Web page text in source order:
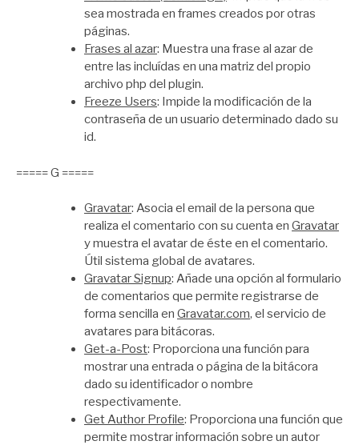
sea mostrada en frames creados por otras
páginas.
Frases al azar: Muestra una frase al azar de
entre las incluídas en una matriz del propio
archivo php del plugin.
Freeze Users: Impide la modificación de la
contraseña de un usuario determinado dado su
id.
===== G =====
Gravatar: Asocia el email de la persona que
realiza el comentario con su cuenta en Gravatar
y muestra el avatar de éste en el comentario.
Útil sistema global de avatares.
Gravatar Signup: Añade una opción al formulario
de comentarios que permite registrarse de
forma sencilla en Gravatar.com, el servicio de
avatares para bitácoras.
Get-a-Post: Proporciona una función para
mostrar una entrada o página de la bitácora
dado su identificador o nombre
respectivamente.
Get Author Profile: Proporciona una función que
permite mostrar información sobre un autor